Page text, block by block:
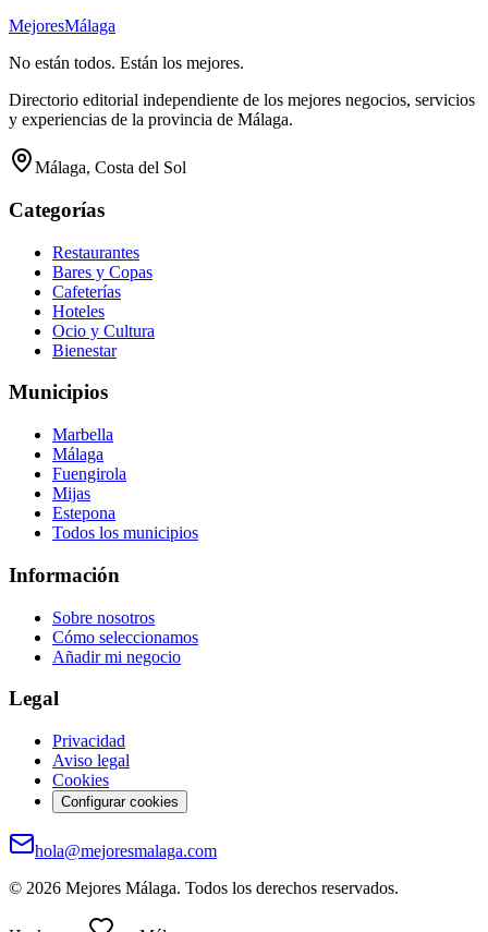
MejoresMálaga
No están todos. Están los mejores.
Directorio editorial independiente de los mejores negocios, servicios
y experiencias de la provincia de Málaga.
Málaga, Costa del Sol
Categorías
Restaurantes
Bares y Copas
Cafeterías
Hoteles
Ocio y Cultura
Bienestar
Municipios
Marbella
Málaga
Fuengirola
Mijas
Estepona
Todos los municipios
Información
Sobre nosotros
Cómo seleccionamos
Añadir mi negocio
Legal
Privacidad
Aviso legal
Cookies
Configurar cookies
hola@mejoresmalaga.com
© 2026 Mejores Málaga. Todos los derechos reservados.